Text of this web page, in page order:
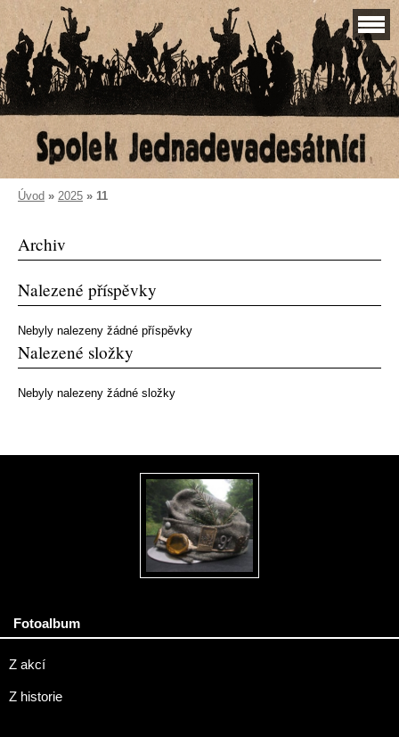
Úvod » 2025 » 11
Archiv
Nalezené příspěvky
Nebyly nalezeny žádné příspěvky
Nalezené složky
Nebyly nalezeny žádné složky
Fotoalbum
Z akcí
Z historie